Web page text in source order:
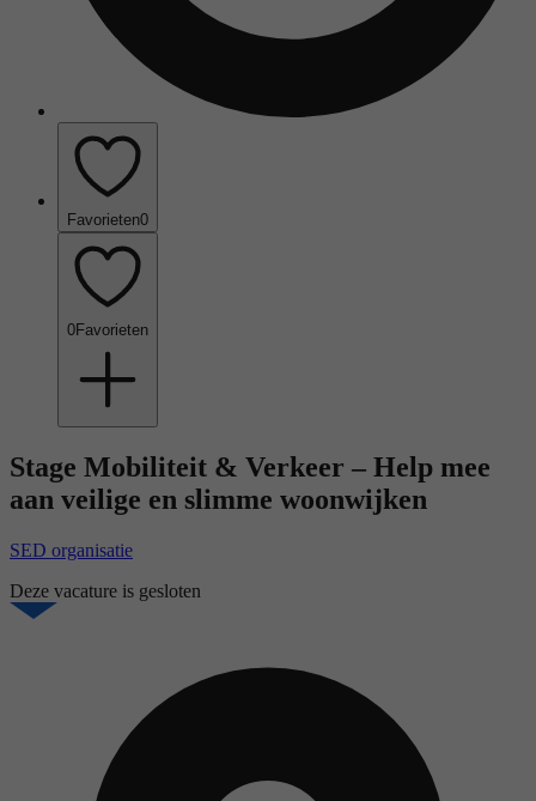
Favorieten0
0Favorieten
Stage Mobiliteit & Verkeer – Help mee
aan veilige en slimme woonwijken
SED organisatie
Deze vacature is gesloten